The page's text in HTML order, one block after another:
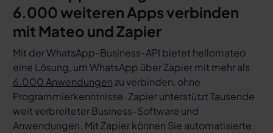
6.000 weiteren Apps verbinden
mit Mateo und Zapier
Mit der WhatsApp-Business-API bietet hellomateo
eine Lösung, um WhatsApp über Zapier mit mehr als
6.000 Anwendungenzu verbinden, ohne
Programmierkenntnisse. Zapier unterstützt Tausende
weit verbreiteter Business-Software und
Anwendungen. Mit Zapier können Sie automatisierte